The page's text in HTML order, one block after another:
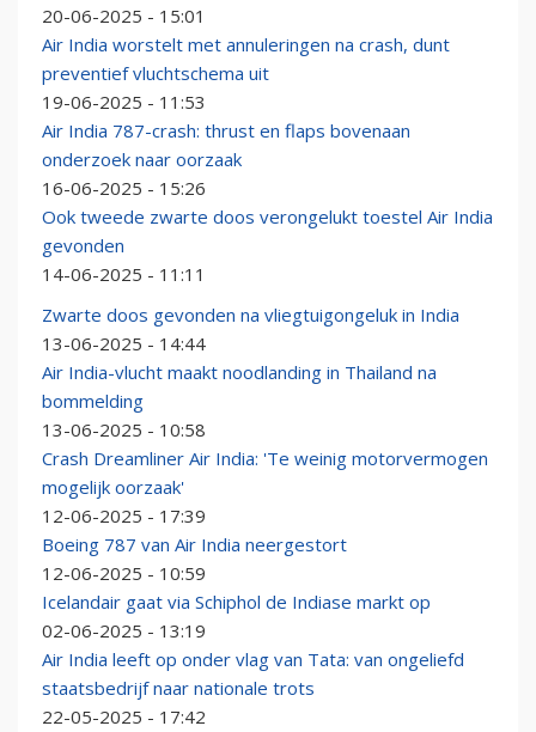
20-06-2025 - 15:01
Air India worstelt met annuleringen na crash, dunt
preventief vluchtschema uit
19-06-2025 - 11:53
Air India 787-crash: thrust en flaps bovenaan
onderzoek naar oorzaak
16-06-2025 - 15:26
Ook tweede zwarte doos verongelukt toestel Air India
gevonden
14-06-2025 - 11:11
Zwarte doos gevonden na vliegtuigongeluk in India
13-06-2025 - 14:44
Air India-vlucht maakt noodlanding in Thailand na
bommelding
13-06-2025 - 10:58
Crash Dreamliner Air India: 'Te weinig motorvermogen
mogelijk oorzaak'
12-06-2025 - 17:39
Boeing 787 van Air India neergestort
12-06-2025 - 10:59
Icelandair gaat via Schiphol de Indiase markt op
02-06-2025 - 13:19
Air India leeft op onder vlag van Tata: van ongeliefd
staatsbedrijf naar nationale trots
22-05-2025 - 17:42